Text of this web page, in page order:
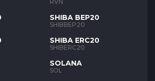
RVN
SHIBA BEP20
SHIBBEP20
SHIBA ERC20
SHIBERC20
SOLANA
SOL